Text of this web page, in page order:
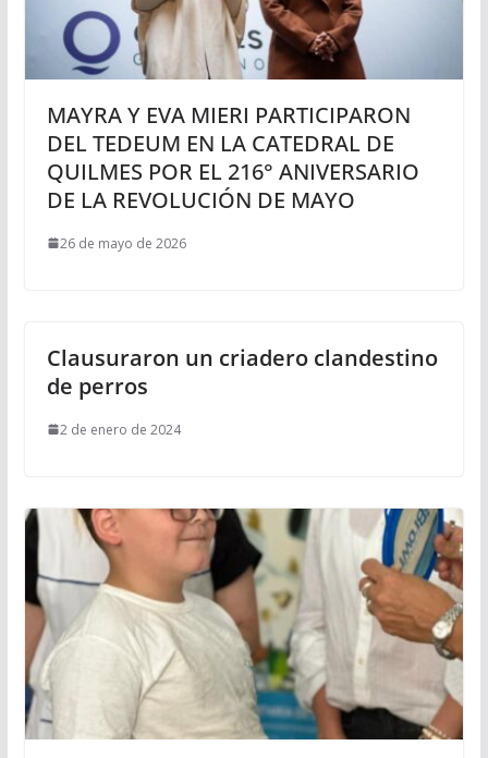
MAYRA Y EVA MIERI PARTICIPARON
DEL TEDEUM EN LA CATEDRAL DE
QUILMES POR EL 216° ANIVERSARIO
DE LA REVOLUCIÓN DE MAYO
26 de mayo de 2026
Clausuraron un criadero clandestino
de perros
2 de enero de 2024